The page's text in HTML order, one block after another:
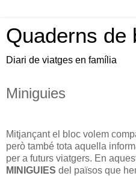
Quaderns de
Diari de viatges en família
Miniguies
Mitjançant el bloc volem
però també tota aquella
per a futurs viatgers. En
MINIGUIES del països que